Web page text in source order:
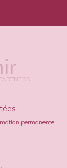
permanente